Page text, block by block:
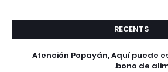
RECENTS
Atención Popayán, Aquí puede
bono de